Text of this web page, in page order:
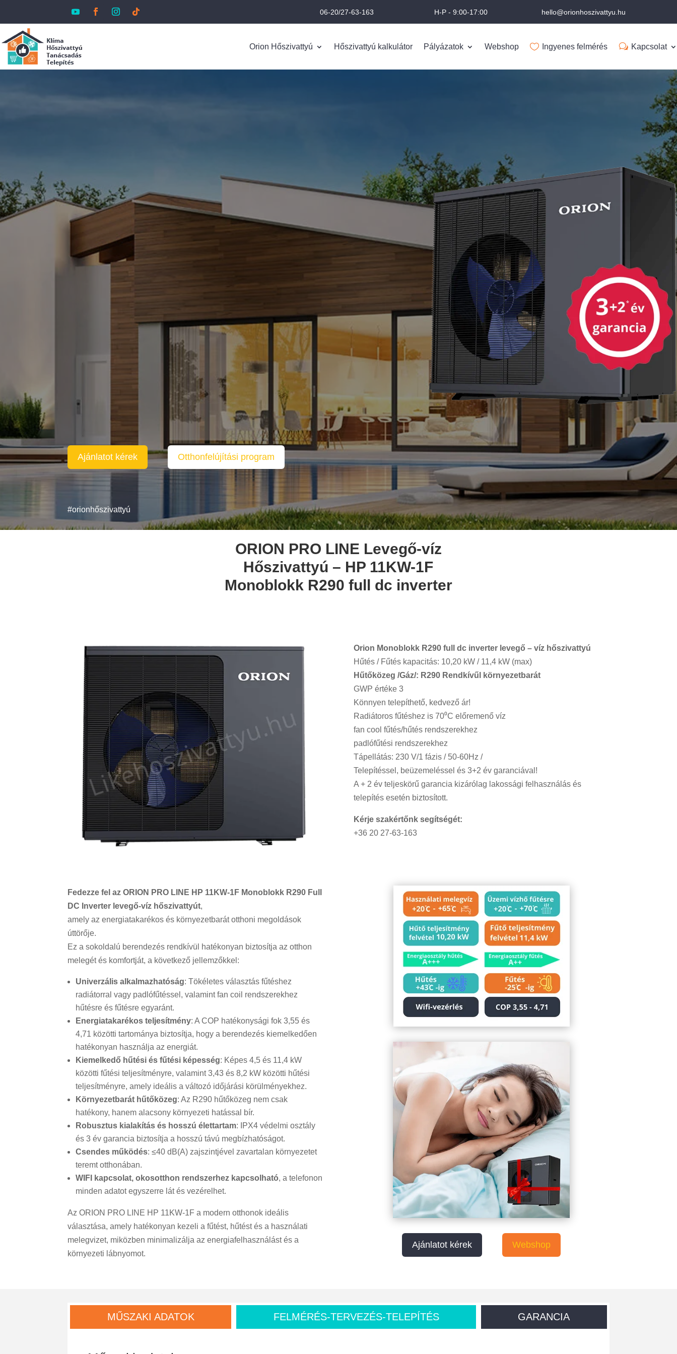
06-20/27-63-163 H-P - 9:00-17:00 hello@orionhoszivattyu.hu
Orion Hőszivattyú Hőszivattyú kalkulátor Pályázatok Webshop Ingyenes felmérés Kapcsolat
ORION
Orion Levegő-víz monoblokk hőszivattyú
Magyarország-Ausztria-Horvátország-Szlovénia-
Szlovákia-Románia
Rövid határidővel, kedvező áron
Kérje csomag
ajánlatunkat!
Ajánlatot kérek Otthonfelújítási program
#orionhőszivattyú
ORION PRO LINE Levegő-víz
Hőszivattyú – HP 11KW-1F
Monoblokk R290 full dc inverter
Orion Monoblokk R290 full dc inverter levegő – víz hőszivattyú
Hűtés / Fűtés kapacitás: 10,20 kW / 11,4 kW (max)
Hűtőközeg /Gáz/: R290 Rendkívűl környezetbarát
GWP értéke 3
Könnyen telepíthető, kedvező ár!
Radiátoros fűtéshez is 70⁰C előremenő víz
fan cool fűtés/hűtés rendszerekhez
padlófűtési rendszerekhez
Tápellátás: 230 V/1 fázis / 50-60Hz /
Telepítéssel, beüzemeléssel és 3+2 év garanciával!
A + 2 év teljeskörű garancia kizárólag lakossági felhasználás és
telepítés esetén biztosított.
Kérje szakértőnk segítségét:
+36 20 27-63-163
Fedezze fel az ORION PRO LINE HP 11KW-1F Monoblokk R290 Full
DC Inverter levegő-víz hőszivattyút,
amely az energiatakarékos és környezetbarát otthoni megoldások
úttörője.
Ez a sokoldalú berendezés rendkívül hatékonyan biztosítja az otthon
melegét és komfortját, a következő jellemzőkkel:
Univerzális alkalmazhatóság: Tökéletes választás fűtéshez
radiátorral vagy padlófűtéssel, valamint fan coil rendszerekhez
hűtésre és fűtésre egyaránt.
Energiatakarékos teljesítmény: A COP hatékonysági fok 3,55 és
4,71 közötti tartománya biztosítja, hogy a berendezés kiemelkedően
hatékonyan használja az energiát.
Kiemelkedő hűtési és fűtési képesség: Képes 4,5 és 11,4 kW
közötti fűtési teljesítményre, valamint 3,43 és 8,2 kW közötti hűtési
teljesítményre, amely ideális a változó időjárási körülményekhez.
Környezetbarát hűtőközeg: Az R290 hűtőközeg nem csak
hatékony, hanem alacsony környezeti hatással bír.
Robusztus kialakítás és hosszú élettartam: IPX4 védelmi osztály
és 3 év garancia biztosítja a hosszú távú megbízhatóságot.
Csendes működés: ≤40 dB(A) zajszintjével zavartalan környezetet
teremt otthonában.
WIFI kapcsolat, okosotthon rendszerhez kapcsolható, a telefonon
minden adatot egyszerre lát és vezérelhet.
Az ORION PRO LINE HP 11KW-1F a modern otthonok ideális
választása, amely hatékonyan kezeli a fűtést, hűtést és a használati
melegvizet, miközben minimalizálja az energiafelhasználást és a
környezeti lábnyomot.
Ajánlatot kérek Webshop
MŰSZAKI ADATOK FELMÉRÉS-TERVEZÉS-TELEPÍTÉS GARANCIA